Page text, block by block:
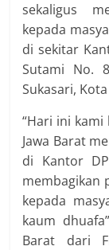
sekaligus
kepada
di sekitar
Sutami No.
Sukasari,
“Hari ini
Jawa Barat
di Kantor
membagikan
kepada
kaum
Barat dari